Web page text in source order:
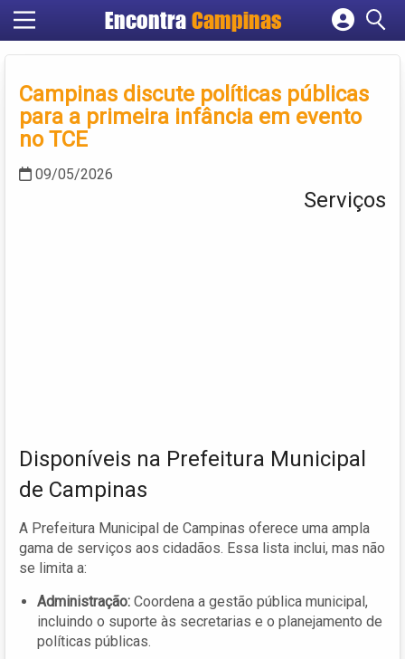
Encontra Campinas
Cadastrar empresa
Criar conta
Campinas discute políticas públicas
para a primeira infância em evento
no TCE
09/05/2026
Serviços
Disponíveis na Prefeitura Municipal
de Campinas
A Prefeitura Municipal de Campinas oferece uma ampla
gama de serviços aos cidadãos. Essa lista inclui, mas não
se limita a:
Administração: Coordena a gestão pública municipal,
incluindo o suporte às secretarias e o planejamento de
políticas públicas.